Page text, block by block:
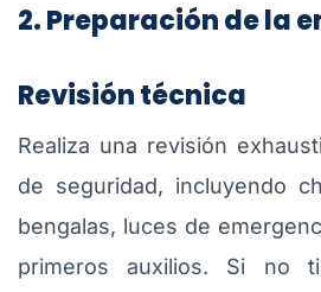
2. Preparación de la
Revisión técnica
Realiza una revisión
de seguridad, incluyendo
bengalas, luces de
primeros auxilios. Si no